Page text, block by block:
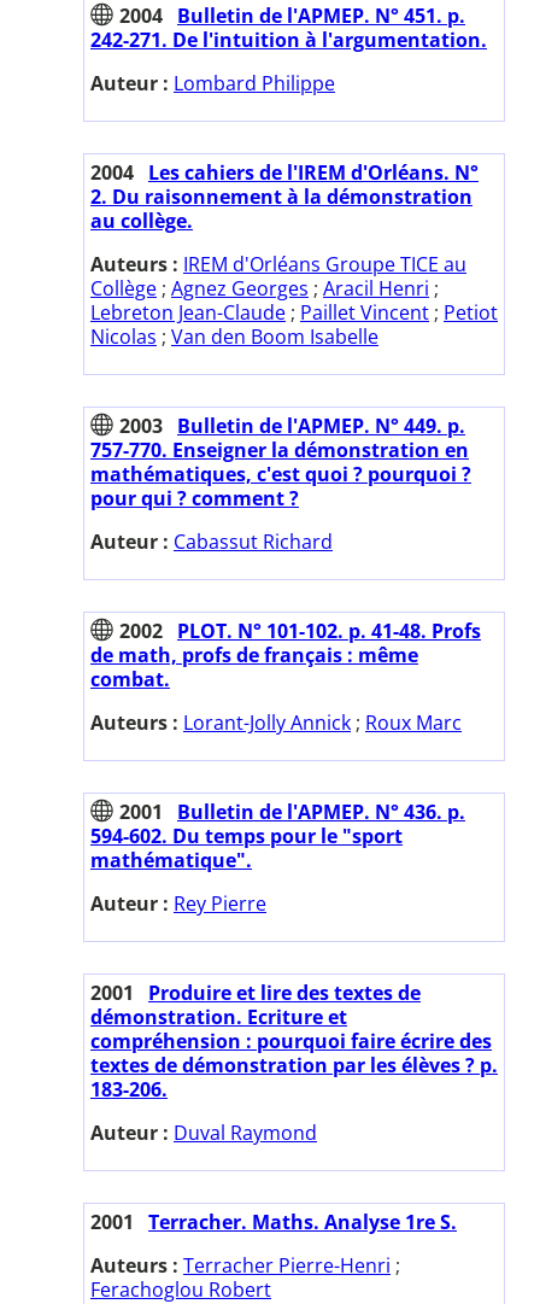
2004 Bulletin de l'APMEP. N° 451. p.
242-271. De l'intuition à l'argumentation.
Auteur : Lombard Philippe
2004 Les cahiers de l'IREM d'Orléans. N°
2. Du raisonnement à la démonstration
au collège.
Auteurs : IREM d'Orléans Groupe TICE au
Collège ; Agnez Georges ; Aracil Henri ;
Lebreton Jean-Claude ; Paillet Vincent ; Petiot
Nicolas ; Van den Boom Isabelle
2003 Bulletin de l'APMEP. N° 449. p.
757-770. Enseigner la démonstration en
mathématiques, c'est quoi ? pourquoi ?
pour qui ? comment ?
Auteur : Cabassut Richard
2002 PLOT. N° 101-102. p. 41-48. Profs
de math, profs de français : même
combat.
Auteurs : Lorant-Jolly Annick ; Roux Marc
2001
Bulletin de l'APMEP. N° 436. p.
594-602. Du temps pour le "sport
mathématique".
Auteur : Rey Pierre
2001
Produire et lire des textes de
démonstration. Ecriture et
compréhension : pourquoi faire écrire des
textes de démonstration par les élèves ? p.
183-206.
Auteur : Duval Raymond
2001
Terracher. Maths. Analyse 1re S.
Auteurs : Terracher Pierre-Henri ;
Ferachoglou Robert